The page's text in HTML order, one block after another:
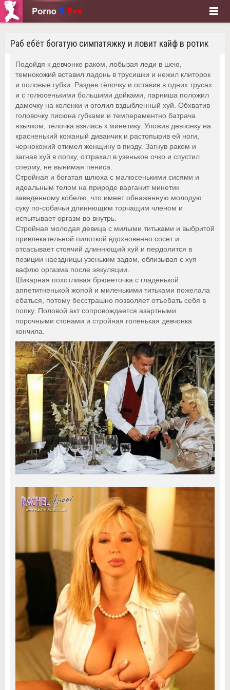
Раб ебёт богатую симпатяжку и ловит кайф в ротик
Подойдя к девчонке раком, лобызая леди в шею,
темнокожий вставил ладонь в трусишки и нежил клиторок
и половые губки. Раздев тёлочку и оставив в одних трусах
и с голюсенькими большими дойками, парниша положил
дамочку на коленки и оголил вздыбленный хуй. Обхватив
головочку писюна губками и темпераментно батрача
язычком, тёлочка взялась к минетику. Уложив девчонку на
красненький кожаный диванчик и растопырив ей ноги,
чернокожий отимел женщину в пизду. Загнув раком и
загнав хуй в попку, оттрахал в узенькое очко и спустил
сперму, не вынимая пениса.
Стройная и богатая шлюха с малюсенькими сисями и
идеальным телом на природе варганит минетик
заведенному кобелю, что имеет обнаженную молодую
суку по-собачьи длиннющим торчащим членом и
испытывает оргазм во внутрь.
Стройная молодая девица с милыми титьками и выбритой
привлекательной пилоткой вдохновенно сосет и
отсасывает стоячий длиннющий хуй и пердолится в
позиции наездницы узеньким задом, облизывая с хуя
вафлю оргазма после эякуляции.
Шикарная похотливая брюнеточка с гладенькой
аппетитненькой жопой и миленькими титьками пожелала
ебаться, потому бесстрашно позволяет отъебать себя в
попку. Половой акт сопровождается азартными
порочными стонами и стройная голенькая девчонка
кончила.